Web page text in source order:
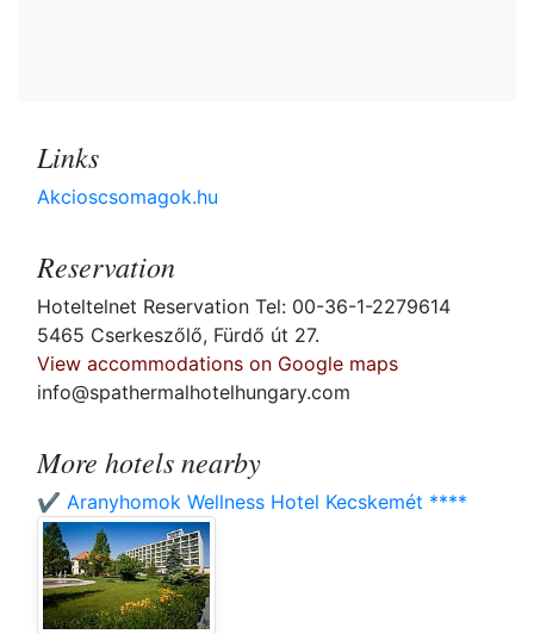
Links
Akcioscsomagok.hu
Reservation
Hoteltelnet Reservation Tel: 00-36-1-2279614
5465 Cserkeszőlő, Fürdő út 27.
View accommodations on Google maps
info@spathermalhotelhungary.com
More hotels nearby
✔️ Aranyhomok Wellness Hotel Kecskemét ****